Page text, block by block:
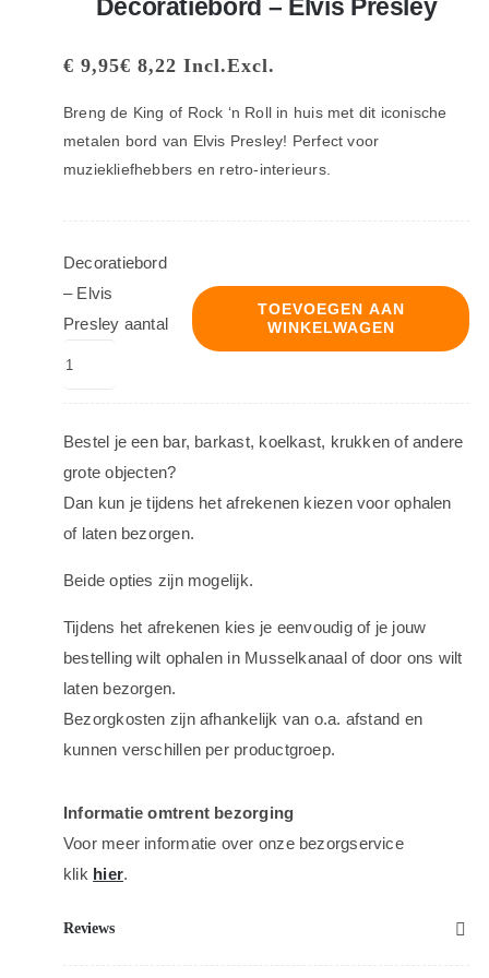
Decoratiebord – Elvis Presley
€ 9,95€ 8,22 Incl.Excl.
Breng de King of Rock ‘n Roll in huis met dit iconische
metalen bord van Elvis Presley! Perfect voor
muziekliefhebbers en retro-interieurs.
Decoratiebord
– Elvis
Presley aantal
TOEVOEGEN AAN
WINKELWAGEN
Bestel je een bar, barkast, koelkast, krukken of andere
grote objecten?
Dan kun je tijdens het afrekenen kiezen voor ophalen
of laten bezorgen.
Beide opties zijn mogelijk.
Tijdens het afrekenen kies je eenvoudig of je jouw
bestelling wilt ophalen in Musselkanaal of door ons wilt
laten bezorgen.
Bezorgkosten zijn afhankelijk van o.a. afstand en
kunnen verschillen per productgroep.
Informatie omtrent bezorging
Voor meer informatie over onze bezorgservice
klik hier.
Reviews